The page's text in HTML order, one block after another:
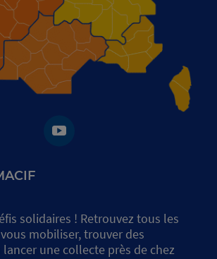
solidaires ! Retrouvez tous les
mobiliser, trouver des
une collecte près de chez